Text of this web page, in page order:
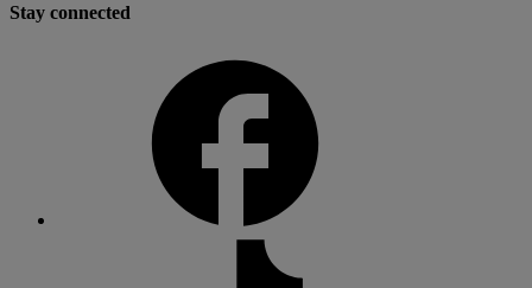
Stay connected